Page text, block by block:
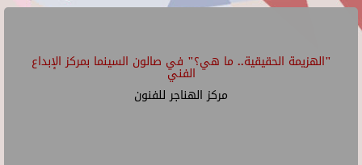
"الهزيمة الحقيقية.. ما هي؟" في صالون السينما بمركز الإبداع
الفني
مركز الهناجر للفنون